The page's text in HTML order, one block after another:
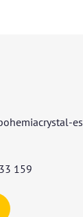
es
159